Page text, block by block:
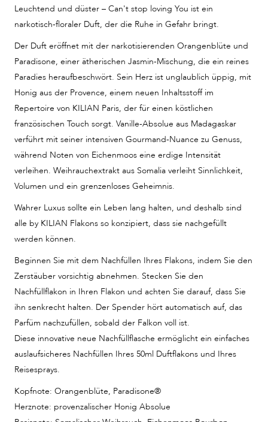
Leuchtend und düster – Can't stop loving You ist ein
narkotisch-floraler Duft, der die Ruhe in Gefahr bringt.
Der Duft eröffnet mit der narkotisierenden Orangenblüte und
Paradisone, einer ätherischen Jasmin-Mischung, die ein reines
Paradies heraufbeschwört. Sein Herz ist unglaublich üppig, mit
Honig aus der Provence, einem neuen Inhaltsstoff im
Repertoire von KILIAN Paris, der für einen köstlichen
französischen Touch sorgt. Vanille-Absolue aus Madagaskar
verführt mit seiner intensiven Gourmand-Nuance zu Genuss,
während Noten von Eichenmoos eine erdige Intensität
verleihen. Weihrauchextrakt aus Somalia verleiht Sinnlichkeit,
Volumen und ein grenzenloses Geheimnis.
Wahrer Luxus sollte ein Leben lang halten, und deshalb sind
alle by KILIAN Flakons so konzipiert, dass sie nachgefüllt
werden können.
Beginnen Sie mit dem Nachfüllen Ihres Flakons, indem Sie den
Zerstäuber vorsichtig abnehmen. Stecken Sie den
Nachfüllflakon in Ihren Flakon und achten Sie darauf, dass Sie
ihn senkrecht halten. Der Spender hört automatisch auf, das
Parfüm nachzufüllen, sobald der Falkon voll ist.
Diese innovative neue Nachfüllflasche ermöglicht ein einfaches
auslaufsicheres Nachfüllen Ihres 50ml Duftflakons und Ihres
Reisesprays.
Kopfnote: Orangenblüte, Paradisone®
Herznote: provenzalischer Honig Absolue